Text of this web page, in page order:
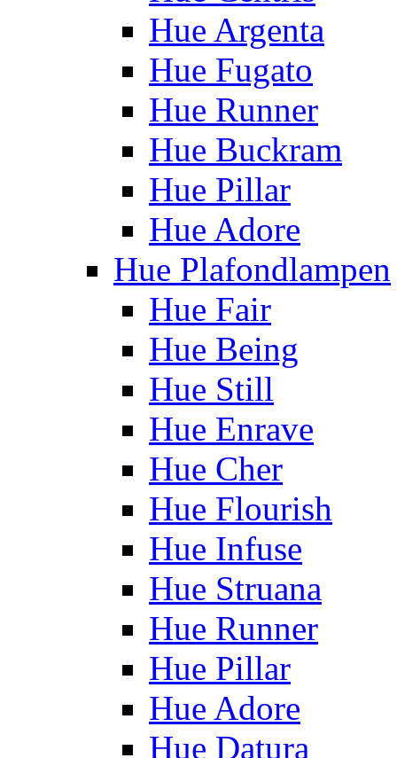
Hue Argenta
Hue Fugato
Hue Runner
Hue Buckram
Hue Pillar
Hue Adore
Hue Plafondlampen
Hue Fair
Hue Being
Hue Still
Hue Enrave
Hue Cher
Hue Flourish
Hue Infuse
Hue Struana
Hue Runner
Hue Pillar
Hue Adore
Hue Datura